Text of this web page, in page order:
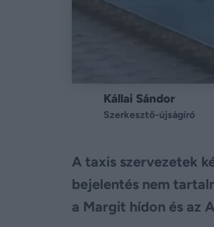
Kállai Sándor
Szerkesztő-újságíró
A taxis szervezetek
bejelentés nem
a Margit hídon és az